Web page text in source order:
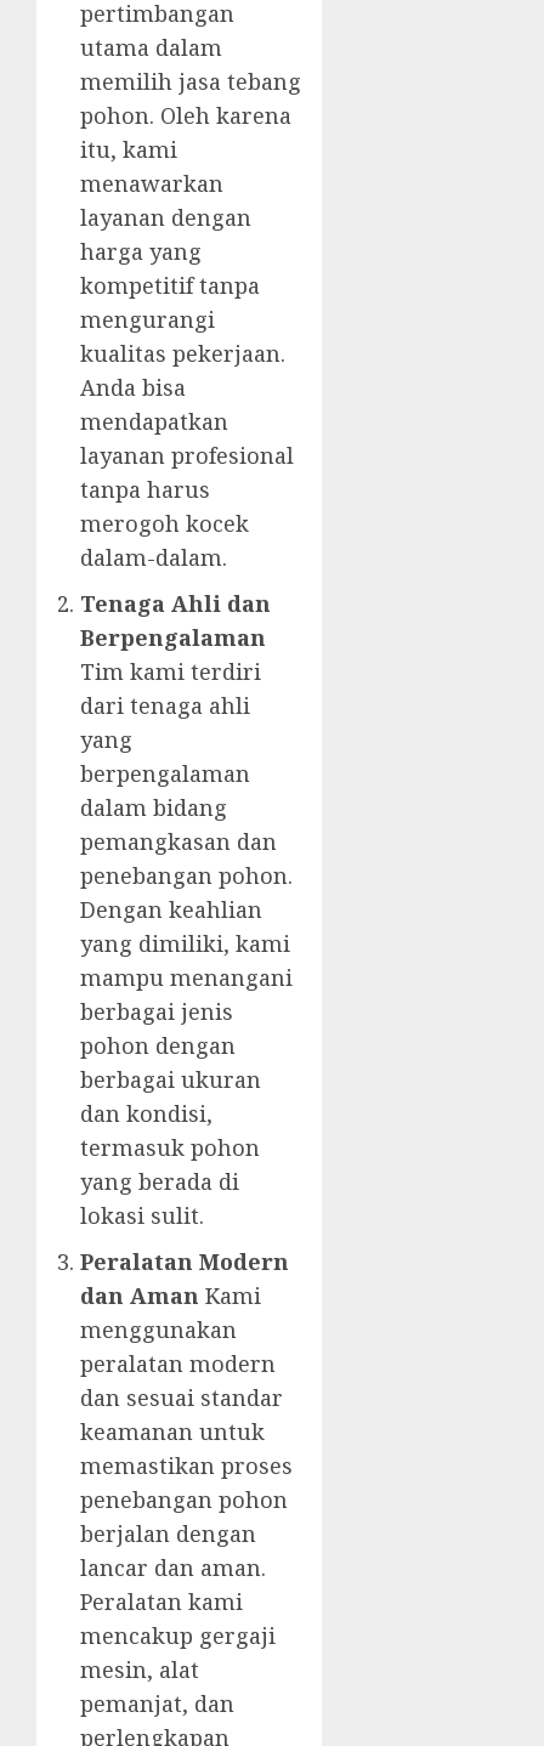
pertimbangan
utama dalam
memilih jasa tebang
pohon. Oleh karena
itu, kami
menawarkan
layanan dengan
harga yang
kompetitif tanpa
mengurangi
kualitas pekerjaan.
Anda bisa
mendapatkan
layanan profesional
tanpa harus
merogoh kocek
dalam-dalam.
Tenaga Ahli dan
Berpengalaman
Tim kami terdiri
dari tenaga ahli
yang
berpengalaman
dalam bidang
pemangkasan dan
penebangan pohon.
Dengan keahlian
yang dimiliki, kami
mampu menangani
berbagai jenis
pohon dengan
berbagai ukuran
dan kondisi,
termasuk pohon
yang berada di
lokasi sulit.
Peralatan Modern
dan Aman Kami
menggunakan
peralatan modern
dan sesuai standar
keamanan untuk
memastikan proses
penebangan pohon
berjalan dengan
lancar dan aman.
Peralatan kami
mencakup gergaji
mesin, alat
pemanjat, dan
perlengkapan